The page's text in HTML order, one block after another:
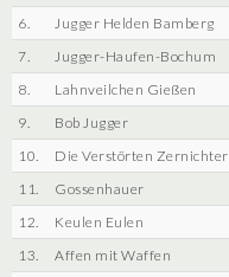
6.
Jugger Helden Bamberg
7.
Jugger-Haufen-Bochum
8.
Lahnveilchen Gießen
9.
Bob Jugger
10.
Die Verstörten Zernichter
11.
Gossenhauer
12.
Keulen Eulen
13.
Affen mit Waffen